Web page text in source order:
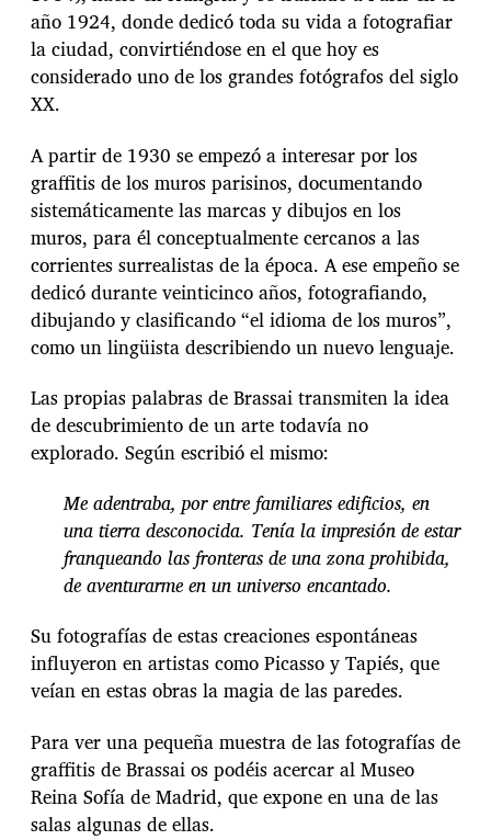
año 1924, donde dedicó toda su vida a fotografiar
la ciudad, convirtiéndose en el que hoy es
considerado uno de los grandes fotógrafos del siglo
XX.
A partir de 1930 se empezó a interesar por los
graffitis de los muros parisinos, documentando
sistemáticamente las marcas y dibujos en los
muros, para él conceptualmente cercanos a las
corrientes surrealistas de la época. A ese empeño se
dedicó durante veinticinco años, fotografiando,
dibujando y clasificando “el idioma de los muros”,
como un lingüista describiendo un nuevo lenguaje.
Las propias palabras de Brassai transmiten la idea
de descubrimiento de un arte todavía no
explorado. Según escribió el mismo:
Me adentraba, por entre familiares edificios, en
una tierra desconocida. Tenía la impresión de estar
franqueando las fronteras de una zona prohibida,
de aventurarme en un universo encantado.
Su fotografías de estas creaciones espontáneas
influyeron en artistas como Picasso y Tapiés, que
veían en estas obras la magia de las paredes.
Para ver una pequeña muestra de las fotografías de
graffitis de Brassai os podéis acercar al Museo
Reina Sofía de Madrid, que expone en una de las
salas algunas de ellas.